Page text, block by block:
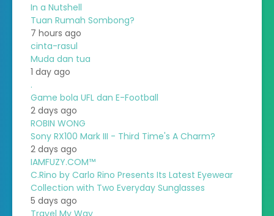
In a Nutshell
Tuan Rumah Sombong?
7 hours ago
cinta-rasul
Muda dan tua
1 day ago
.
Game bola UFL dan E-Football
2 days ago
ROBIN WONG
Sony RX100 Mark III - Third Time's A Charm?
2 days ago
IAMFUZY.COM™
C.Rino by Carlo Rino Presents Its Latest Eyewear
Collection with Two Everyday Sunglasses
5 days ago
Travel My Way